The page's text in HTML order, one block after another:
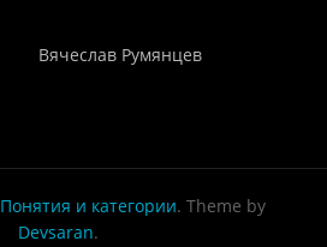
Вячеслав Румянцев
Понятия и категории. Theme by
Devsaran.